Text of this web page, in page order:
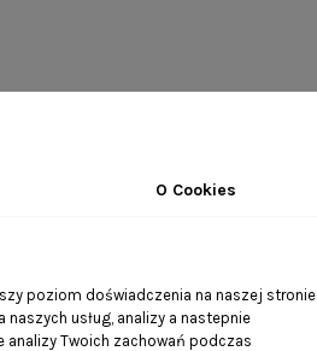
O Cookies
poziom doświadczenia na naszej stronie
usług, analizy a nastepnie
Twoich zachowań podczas